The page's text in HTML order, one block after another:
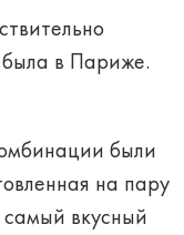
была в Париже.
были
на пару
вкусный